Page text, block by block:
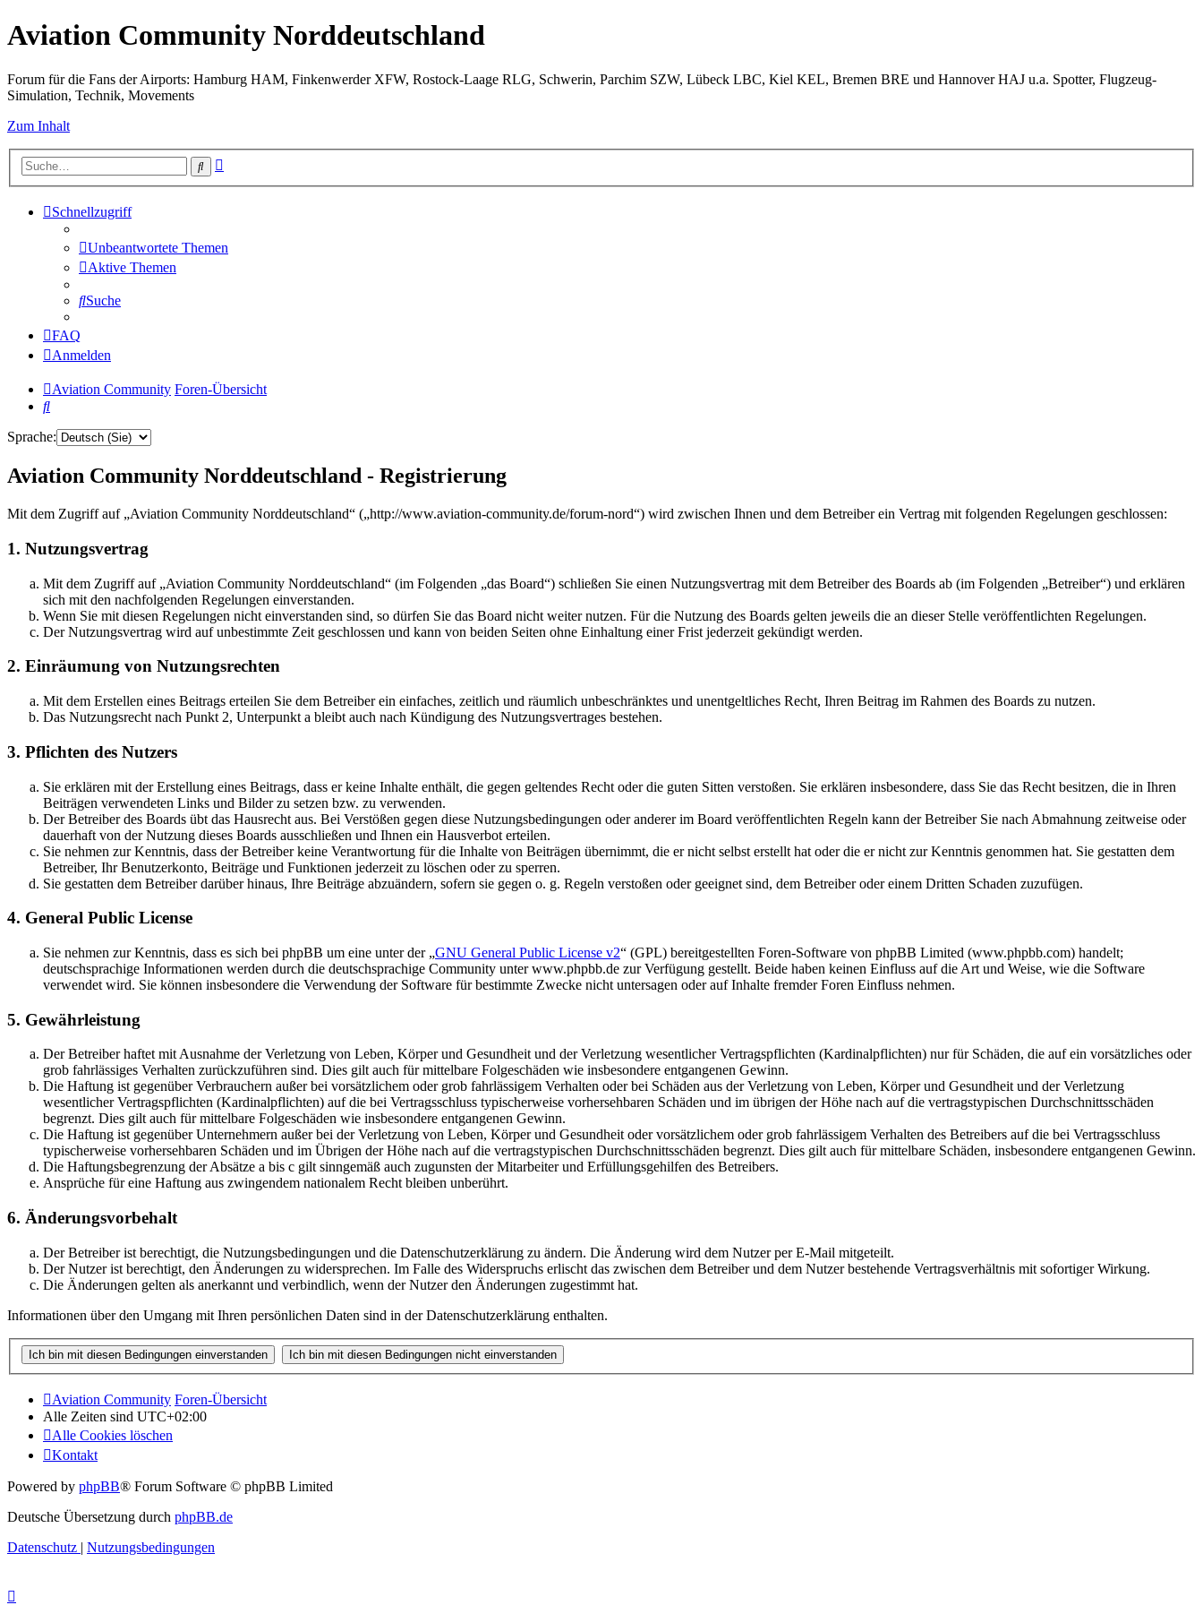
Aviation Community Norddeutschland
Forum für die Fans der Airports: Hamburg HAM, Finkenwerder XFW, Rostock-Laage RLG, Schwerin, Parchim SZW, Lübeck LBC, Kiel KEL, Bremen BRE und Hannover HAJ u.a. Spotter, Flugzeug-
Simulation, Technik, Movements
Zum Inhalt
Suche
Schnellzugriff
Unbeantwortete Themen
Aktive Themen
Suche
FAQ
Anmelden
Aviation Community Foren-Übersicht
Suche
Sprache:
Aviation Community Norddeutschland - Registrierung
Mit dem Zugriff auf „Aviation Community Norddeutschland“ („http://www.aviation-community.de/forum-nord“) wird zwischen Ihnen und dem Betreiber ein Vertrag mit folgenden Regelungen geschlossen:
1. Nutzungsvertrag
Mit dem Zugriff auf „Aviation Community Norddeutschland“ (im Folgenden „das Board“) schließen Sie einen Nutzungsvertrag mit dem Betreiber des Boards ab (im Folgenden „Betreiber“) und erklären
sich mit den nachfolgenden Regelungen einverstanden.
Wenn Sie mit diesen Regelungen nicht einverstanden sind, so dürfen Sie das Board nicht weiter nutzen. Für die Nutzung des Boards gelten jeweils die an dieser Stelle veröffentlichten Regelungen.
Der Nutzungsvertrag wird auf unbestimmte Zeit geschlossen und kann von beiden Seiten ohne Einhaltung einer Frist jederzeit gekündigt werden.
2. Einräumung von Nutzungsrechten
Mit dem Erstellen eines Beitrags erteilen Sie dem Betreiber ein einfaches, zeitlich und räumlich unbeschränktes und unentgeltliches Recht, Ihren Beitrag im Rahmen des Boards zu nutzen.
Das Nutzungsrecht nach Punkt 2, Unterpunkt a bleibt auch nach Kündigung des Nutzungsvertrages bestehen.
3. Pflichten des Nutzers
Sie erklären mit der Erstellung eines Beitrags, dass er keine Inhalte enthält, die gegen geltendes Recht oder die guten Sitten verstoßen. Sie erklären insbesondere, dass Sie das Recht besitzen, die in Ihren
Beiträgen verwendeten Links und Bilder zu setzen bzw. zu verwenden.
Der Betreiber des Boards übt das Hausrecht aus. Bei Verstößen gegen diese Nutzungsbedingungen oder anderer im Board veröffentlichten Regeln kann der Betreiber Sie nach Abmahnung zeitweise oder
dauerhaft von der Nutzung dieses Boards ausschließen und Ihnen ein Hausverbot erteilen.
Sie nehmen zur Kenntnis, dass der Betreiber keine Verantwortung für die Inhalte von Beiträgen übernimmt, die er nicht selbst erstellt hat oder die er nicht zur Kenntnis genommen hat. Sie gestatten dem
Betreiber, Ihr Benutzerkonto, Beiträge und Funktionen jederzeit zu löschen oder zu sperren.
Sie gestatten dem Betreiber darüber hinaus, Ihre Beiträge abzuändern, sofern sie gegen o. g. Regeln verstoßen oder geeignet sind, dem Betreiber oder einem Dritten Schaden zuzufügen.
4. General Public License
Sie nehmen zur Kenntnis, dass es sich bei phpBB um eine unter der „GNU General Public License v2“ (GPL) bereitgestellten Foren-Software von phpBB Limited (www.phpbb.com) handelt;
deutschsprachige Informationen werden durch die deutschsprachige Community unter www.phpbb.de zur Verfügung gestellt. Beide haben keinen Einfluss auf die Art und Weise, wie die Software
verwendet wird. Sie können insbesondere die Verwendung der Software für bestimmte Zwecke nicht untersagen oder auf Inhalte fremder Foren Einfluss nehmen.
5. Gewährleistung
Der Betreiber haftet mit Ausnahme der Verletzung von Leben, Körper und Gesundheit und der Verletzung wesentlicher Vertragspflichten (Kardinalpflichten) nur für Schäden, die auf ein vorsätzliches oder
grob fahrlässiges Verhalten zurückzuführen sind. Dies gilt auch für mittelbare Folgeschäden wie insbesondere entgangenen Gewinn.
Die Haftung ist gegenüber Verbrauchern außer bei vorsätzlichem oder grob fahrlässigem Verhalten oder bei Schäden aus der Verletzung von Leben, Körper und Gesundheit und der Verletzung
wesentlicher Vertragspflichten (Kardinalpflichten) auf die bei Vertragsschluss typischerweise vorhersehbaren Schäden und im übrigen der Höhe nach auf die vertragstypischen Durchschnittsschäden
begrenzt. Dies gilt auch für mittelbare Folgeschäden wie insbesondere entgangenen Gewinn.
Die Haftung ist gegenüber Unternehmern außer bei der Verletzung von Leben, Körper und Gesundheit oder vorsätzlichem oder grob fahrlässigem Verhalten des Betreibers auf die bei Vertragsschluss
typischerweise vorhersehbaren Schäden und im Übrigen der Höhe nach auf die vertragstypischen Durchschnittsschäden begrenzt. Dies gilt auch für mittelbare Schäden, insbesondere entgangenen Gewinn.
Die Haftungsbegrenzung der Absätze a bis c gilt sinngemäß auch zugunsten der Mitarbeiter und Erfüllungsgehilfen des Betreibers.
Ansprüche für eine Haftung aus zwingendem nationalem Recht bleiben unberührt.
6. Änderungsvorbehalt
Der Betreiber ist berechtigt, die Nutzungsbedingungen und die Datenschutzerklärung zu ändern. Die Änderung wird dem Nutzer per E-Mail mitgeteilt.
Der Nutzer ist berechtigt, den Änderungen zu widersprechen. Im Falle des Widerspruchs erlischt das zwischen dem Betreiber und dem Nutzer bestehende Vertragsverhältnis mit sofortiger Wirkung.
Die Änderungen gelten als anerkannt und verbindlich, wenn der Nutzer den Änderungen zugestimmt hat.
Informationen über den Umgang mit Ihren persönlichen Daten sind in der Datenschutzerklärung enthalten.
Aviation Community Foren-Übersicht
Alle Zeiten sind UTC+02:00
Alle Cookies löschen
Kontakt
Powered by phpBB® Forum Software © phpBB Limited
Deutsche Übersetzung durch phpBB.de
Datenschutz | Nutzungsbedingungen